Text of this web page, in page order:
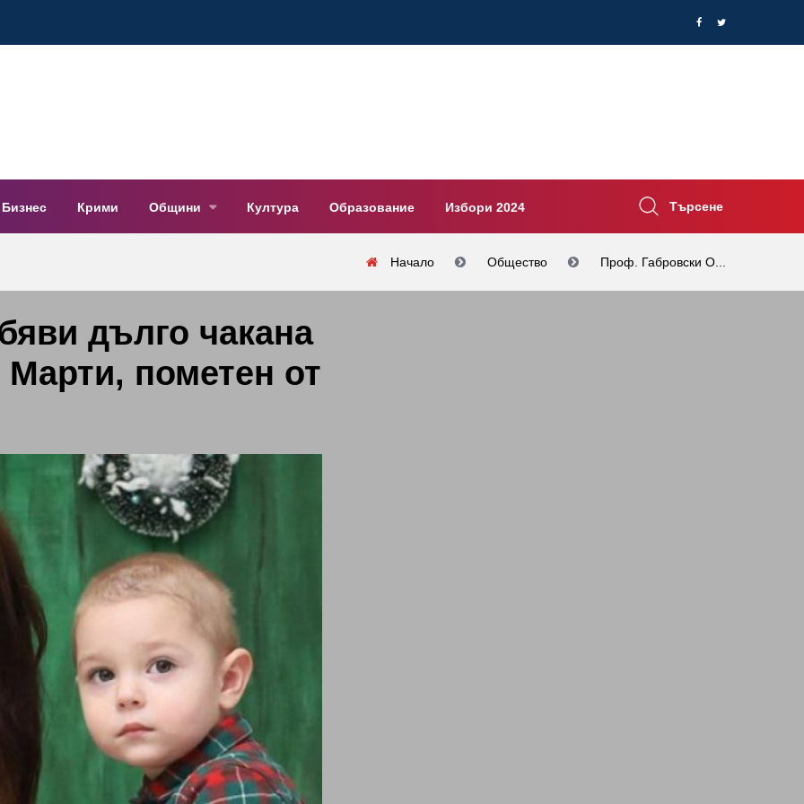
Бизнес Крими Общини Култура Образование Избори 2024 Търсене
Начало Общество Проф. Габровски О...
дълго чакана
пометен от